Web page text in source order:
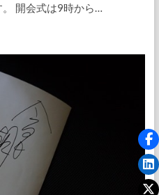
開会式は9時から…